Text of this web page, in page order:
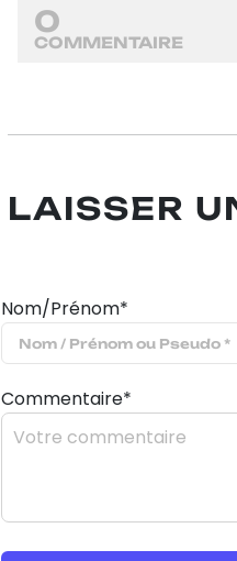
0
COMMENTAIRE
LAISSER
Nom/Prénom*
Commentaire*